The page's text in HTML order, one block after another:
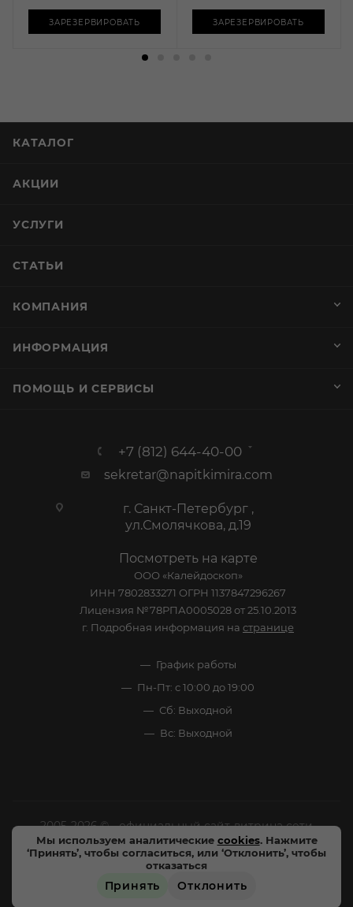
ЗАРЕЗЕРВИРОВАТЬ ЗАРЕЗЕРВИРОВАТЬ
Мы используем аналитические cookies. Нажмите
‘Принять’, чтобы согласиться, или ‘Отклонить’, чтобы
отказаться
Принять Отклонить
КАТАЛОГ
АКЦИИ
УСЛУГИ
СТАТЬИ
КОМПАНИЯ
ИНФОРМАЦИЯ
ПОМОЩЬ И СЕРВИСЫ
+7 (812) 644-40-00
sekretar@napitkimira.com
г. Санкт-Петербург ,
ул.Смолячкова, д.19
Посмотреть на карте
ООО «Калейдоскоп»
ИНН 7802833271 ОГРН 1137847296267
Лицензия №78РПА0005028 от 25.10.2013
г. Подробная информация на странице
График работы
Пн-Пт: с 10:00 до 19:00
Сб: Выходной
Вс: Выходной
2005-2026 © - официальный сайт-витрина сети
специализированных напитков "Калейдоскоп Напитков
Мира". Все права защищены.